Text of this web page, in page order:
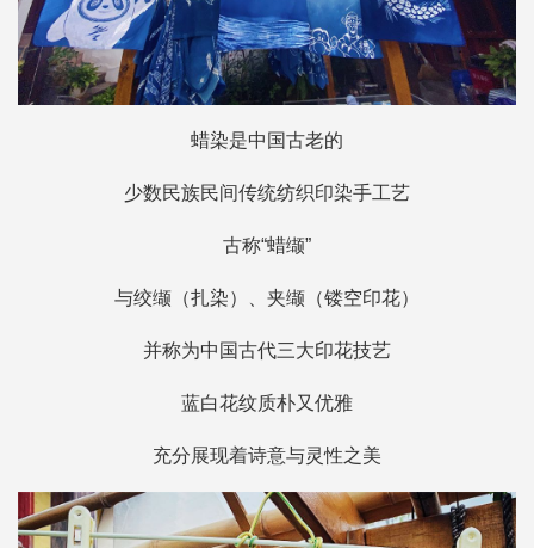
蜡染是中国古老的
少数民族民间传统纺织印染手工艺
古称“蜡缬”
与绞缬（扎染）、夹缬（镂空印花）
并称为中国古代三大印花技艺
蓝白花纹质朴又优雅
充分展现着诗意与灵性之美